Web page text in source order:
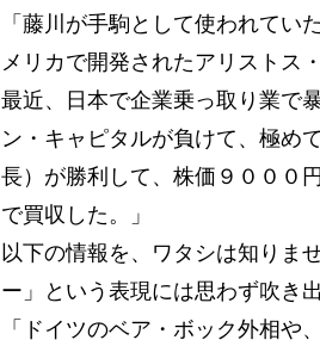
「藤川が手駒として使われて
メリカで開発されたアリスト
最近、日本で企業乗っ取り業で
ン・キャピタルが負けて、極め
長）が勝利して、株価９０００
で買収した。」
以下の情報を、ワタシは知りま
ー」という表現には思わず吹き
「ドイツのベア・ボック外相や、